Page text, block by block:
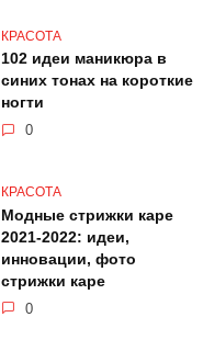
КРАСОТА
102 идеи маникюра в
синих тонах на короткие
ногти
0
КРАСОТА
Модные стрижки каре
2021-2022: идеи,
инновации, фото
стрижки каре
0